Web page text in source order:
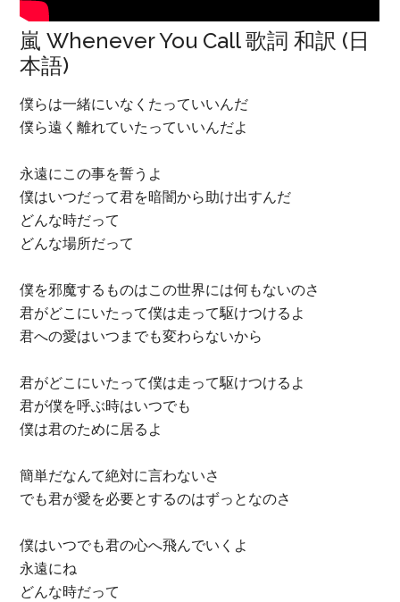
嵐 Whenever You Call 歌詞 和訳 (日
本語)
僕らは一緒にいなくたっていいんだ
僕ら遠く離れていたっていいんだよ
永遠にこの事を誓うよ
僕はいつだって君を暗闇から助け出すんだ
どんな時だって
どんな場所だって
僕を邪魔するものはこの世界には何もないのさ
君がどこにいたって僕は走って駆けつけるよ
君への愛はいつまでも変わらないから
君がどこにいたって僕は走って駆けつけるよ
君が僕を呼ぶ時はいつでも
僕は君のために居るよ
簡単だなんて絶対に言わないさ
でも君が愛を必要とするのはずっとなのさ
僕はいつでも君の心へ飛んでいくよ
永遠にね
どんな時だって